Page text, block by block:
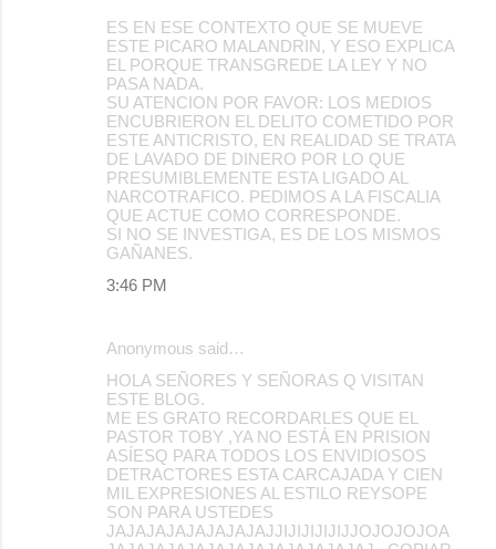
ES EN ESE CONTEXTO QUE SE MUEVE
ESTE PICARO MALANDRIN, Y ESO EXPLICA
EL PORQUE TRANSGREDE LA LEY Y NO
PASA NADA.
SU ATENCION POR FAVOR: LOS MEDIOS
ENCUBRIERON EL DELITO COMETIDO POR
ESTE ANTICRISTO, EN REALIDAD SE TRATA
DE LAVADO DE DINERO POR LO QUE
PRESUMIBLEMENTE ESTA LIGADO AL
NARCOTRAFICO. PEDIMOS A LA FISCALIA
QUE ACTUE COMO CORRESPONDE.
SI NO SE INVESTIGA, ES DE LOS MISMOS
GAÑANES.
3:46 PM
Anonymous said…
HOLA SEÑORES Y SEÑORAS Q VISITAN
ESTE BLOG.
ME ES GRATO RECORDARLES QUE EL
PASTOR TOBY ,YA NO ESTÁ EN PRISION
ASÍESQ PARA TODOS LOS ENVIDIOSOS
DETRACTORES ESTA CARCAJADA Y CIEN
MIL EXPRESIONES AL ESTILO REYSOPE
SON PARA USTEDES
JAJAJAJAJAJAJAJAJJIJIJIJIJIJJOJOJOJOA